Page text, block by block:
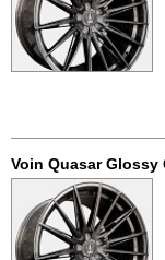
Voin Quasar Glossy